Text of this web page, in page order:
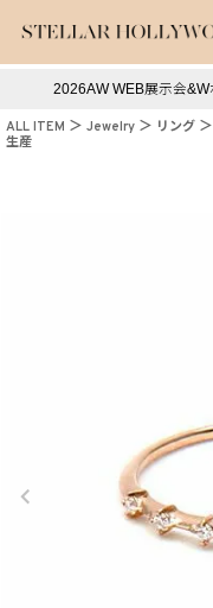
#スタッフイチ押し（通勤パールア
2026AW WEB展示会
ALL ITEM Jewelry リング
生産